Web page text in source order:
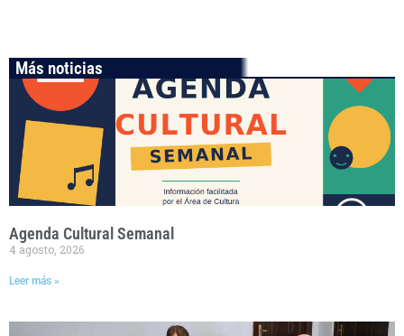
Más noticias
Agenda Cultural Semanal
4 agosto, 2026
Leer más »